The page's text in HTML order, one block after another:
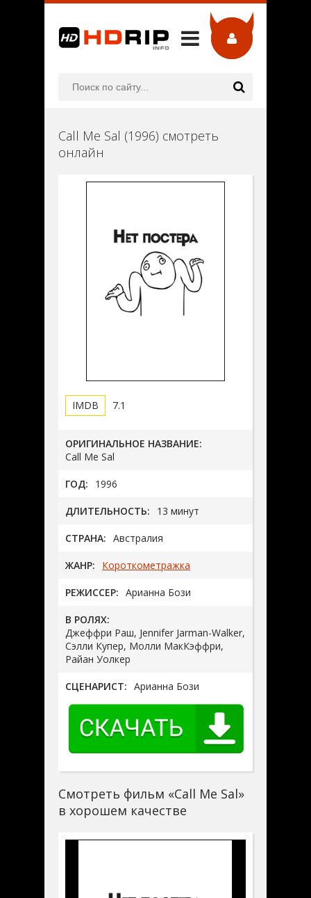
Call Me Sal (1996) смотреть
онлайн
7.1
ОРИГИНАЛЬНОЕ НАЗВАНИЕ:
Call Me Sal
ГОД: 1996
ДЛИТЕЛЬНОСТЬ: 13 минут
СТРАНА: Австралия
ЖАНР: Короткометражка
РЕЖИССЕР: Арианна Бози
В РОЛЯХ:
Джеффри Раш, Jennifer Jarman-Walker,
Сэлли Купер, Молли МакКэффри,
Райан Уолкер
СЦЕНАРИСТ: Арианна Бози
Смотреть фильм «Call Me Sal»
в хорошем качестве